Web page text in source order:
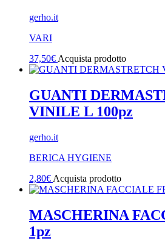
gerho.it
VARI
37,50€ Acquista prodotto
GUANTI
VINILE L 100pz
gerho.it
BERICA HYGIENE
2,80€ Acquista prodotto
MASCHERINA
1pz